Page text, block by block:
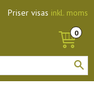
Priser visas inkl. moms